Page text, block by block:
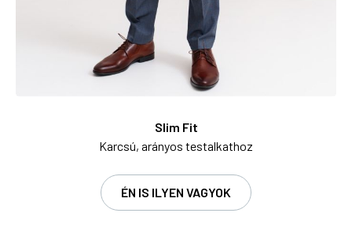
Slim Fit
Karcsú, arányos testalkathoz
ÉN IS ILYEN VAGYOK